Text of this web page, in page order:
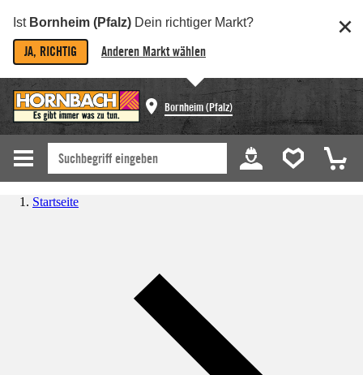
Ist Bornheim (Pfalz) Dein richtiger Markt?
JA, RICHTIG Anderen Markt wählen
Bornheim (Pfalz)
Startseite